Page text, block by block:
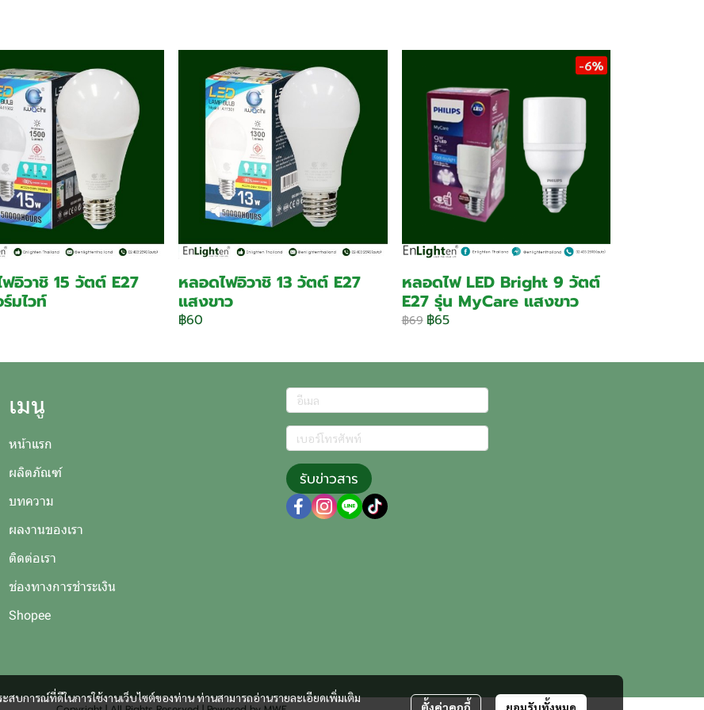
อิวาชิ 15 วัตต์ E27
มไวท์
หลอดไฟอิวาชิ 13 วัตต์ E27
แสงขาว
฿60
-6%
หลอดไฟ LED Bright 9 วัตต์
E27 รุ่น MyCare แสงขาว
฿69 ฿65
บการณ์ที่ดีในการใช้งานเว็บไซต์ของท่าน ท่านสามารถอ่านรายละเอียดเพิ่มเติม
ตั้งค่าคุกกี้ ยอมรับทั้งหมด
เมนู
หน้าแรก
ผลิตภัณฑ์
บทความ
ผลงานของเรา
ติดต่อเรา
ช่องทางการชำระเงิน
Shopee
รับข่าวสาร